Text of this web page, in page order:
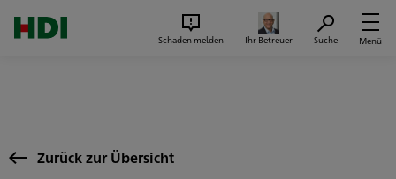
Schaden melden Ihr Betreuer Suche Menü
Zurück zur Übersicht